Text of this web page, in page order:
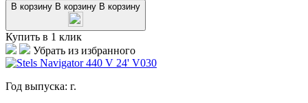
В корзину В корзину В корзину
Купить в 1 клик
Убрать из избранного
Год выпуска: г.